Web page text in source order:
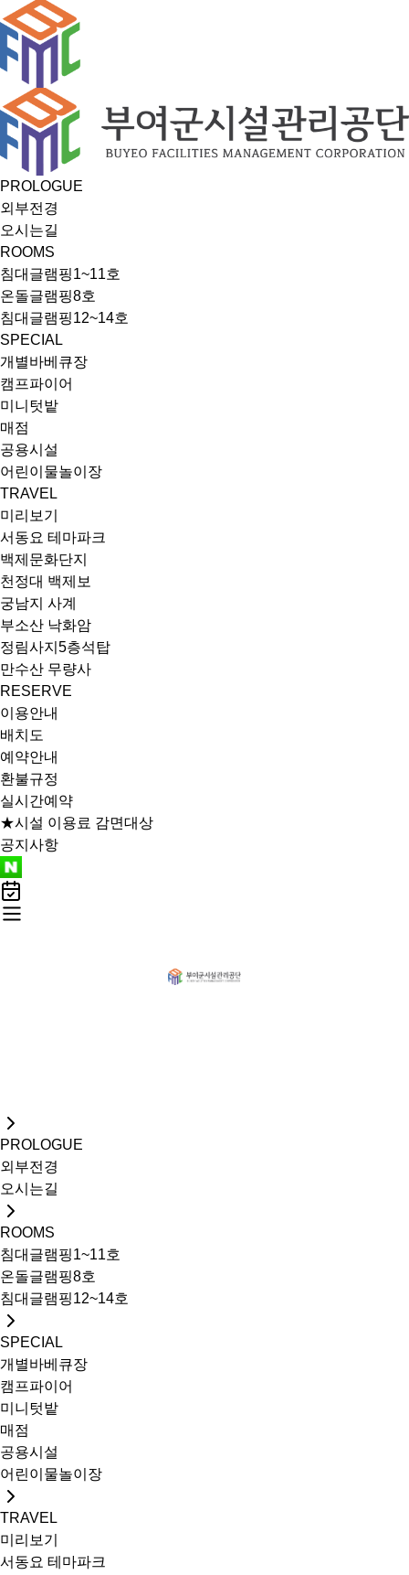
PROLOGUE
외부전경
오시는길
ROOMS
침대글램핑1~11호
온돌글램핑8호
침대글램핑12~14호
SPECIAL
개별바베큐장
캠프파이어
미니텃밭
매점
공용시설
어린이물놀이장
TRAVEL
미리보기
서동요 테마파크
백제문화단지
천정대 백제보
궁남지 사계
부소산 낙화암
정림사지5층석탑
만수산 무량사
RESERVE
이용안내
배치도
예약안내
환불규정
실시간예약
★시설 이용료 감면대상
공지사항
PROLOGUE
외부전경
오시는길
ROOMS
침대글램핑1~11호
온돌글램핑8호
침대글램핑12~14호
SPECIAL
개별바베큐장
캠프파이어
미니텃밭
매점
공용시설
어린이물놀이장
TRAVEL
미리보기
서동요 테마파크